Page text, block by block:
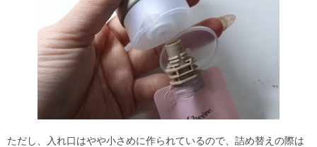
ただし、入れ口はやや小さめに作られているので、詰め替えの際は